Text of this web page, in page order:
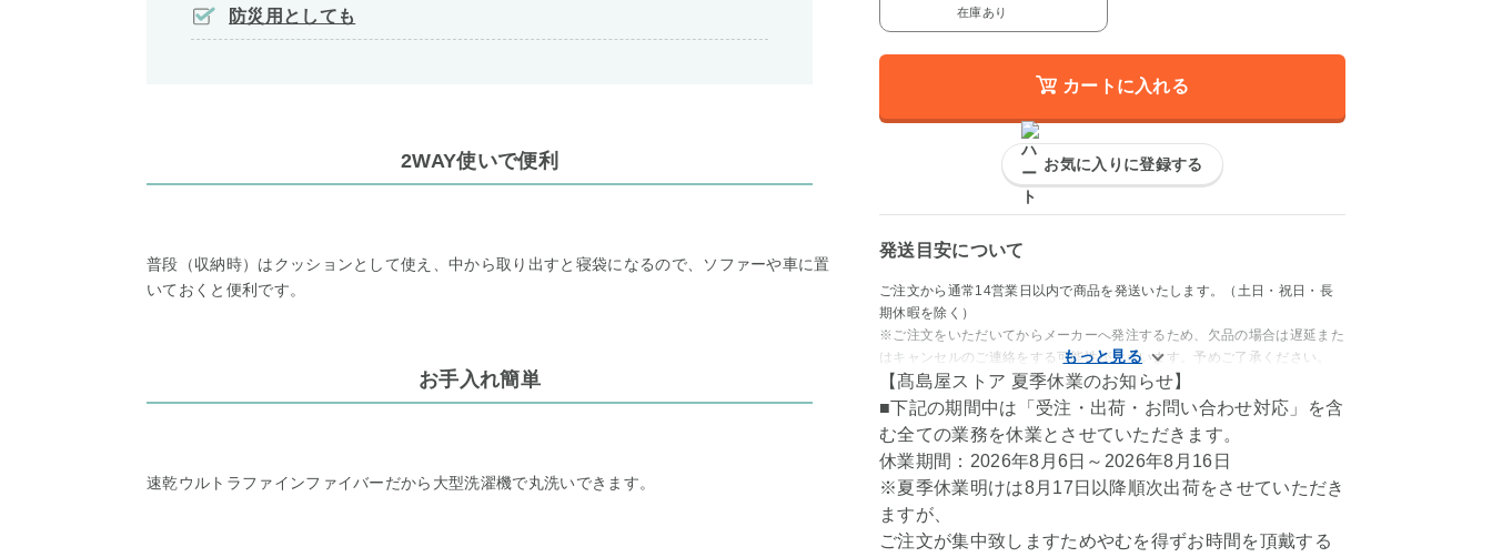
防災用としても
2WAY使いで便利
普段（収納時）はクッションとして使え、中から取り出すと寝袋になるので、ソファーや車に置
いておくと便利です。
お手入れ簡単
速乾ウルトラファインファイバーだから大型洗濯機で丸洗いできます。
在庫あり
カートに入れる
お気に入りに登録する
発送目安について
ご注文から通常14営業日以内で商品を発送いたします。（土日・祝日・長
期休暇を除く）
※ご注文をいただいてからメーカーへ発注するため、欠品の場合は遅延また
はキャンセルのご連絡をする可能性がございます。予めご了承ください。
【髙島屋ストア 夏季休業のお知らせ】
■下記の期間中は「受注・出荷・お問い合わせ対応」を含
む全ての業務を休業とさせていただきます。
休業期間：2026年8月6日～2026年8月16日
※夏季休業明けは8月17日以降順次出荷をさせていただき
ますが、
ご注文が集中致しますためやむを得ずお時間を頂戴する